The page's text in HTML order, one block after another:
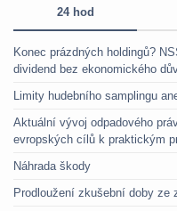
24 hod
Konec prázdných holdingů?
dividend bez ekonomického
Limity hudebního samplingu
Aktuální vývoj odpadového
evropských cílů k praktickým
Náhrada škody
Prodloužení zkušební doby ze